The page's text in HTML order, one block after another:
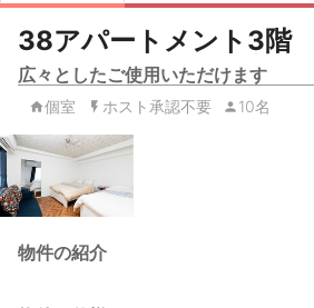
38アパートメント3階
広々としたご使用いただけます
個室 ホスト承認不要 10名
物件の紹介